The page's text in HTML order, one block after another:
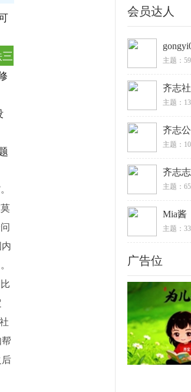
后
会员达人
主题：
齐志
主题：
齐志
主题：
齐志
主题：
Mia酱
主题：
广告位